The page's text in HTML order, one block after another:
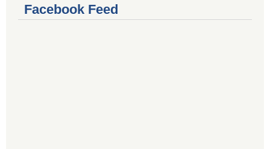
Facebook Feed